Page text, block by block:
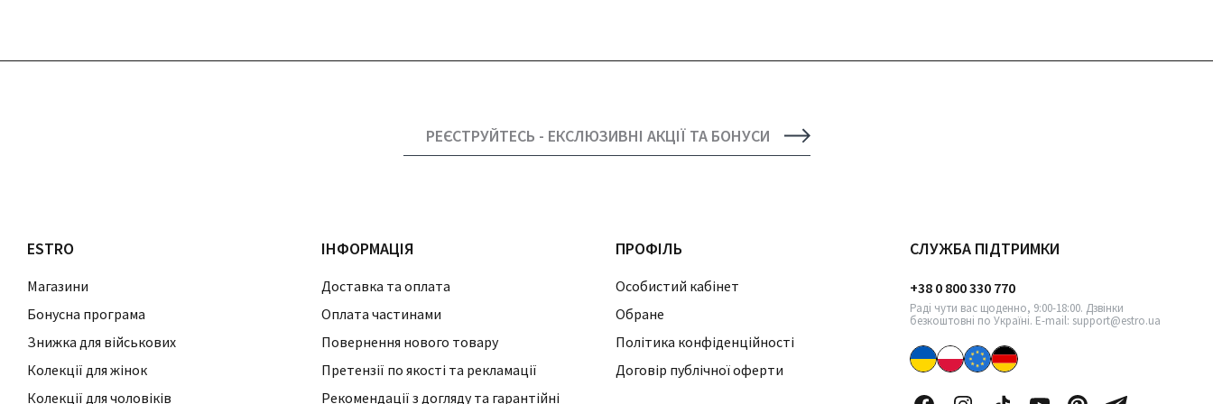
РЕЄСТРУЙТЕСЬ - ЕКСЛЮЗИВНІ АКЦІЇ ТА БОНУСИ
ESTRO
Магазини
Бонусна програма
Знижка для військових
Колекції для жінок
Колекції для чоловіків
ІНФОРМАЦІЯ
Доставка та оплата
Оплата частинами
Повернення нового товару
Претензії по якості та рекламації
Рекомендації з догляду та гарантійні
ПРОФІЛЬ
Особистий кабінет
Обране
Політика конфіденційності
Договір публічної оферти
СЛУЖБА ПІДТРИМКИ
+38 0 800 330 770
Раді чути вас щоденно, 9:00-18:00. Дзвінки
безкоштовні по Україні. E-mail: support@estro.ua